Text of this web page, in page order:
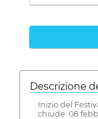
Descrizione
Inizio del
chiude: 08